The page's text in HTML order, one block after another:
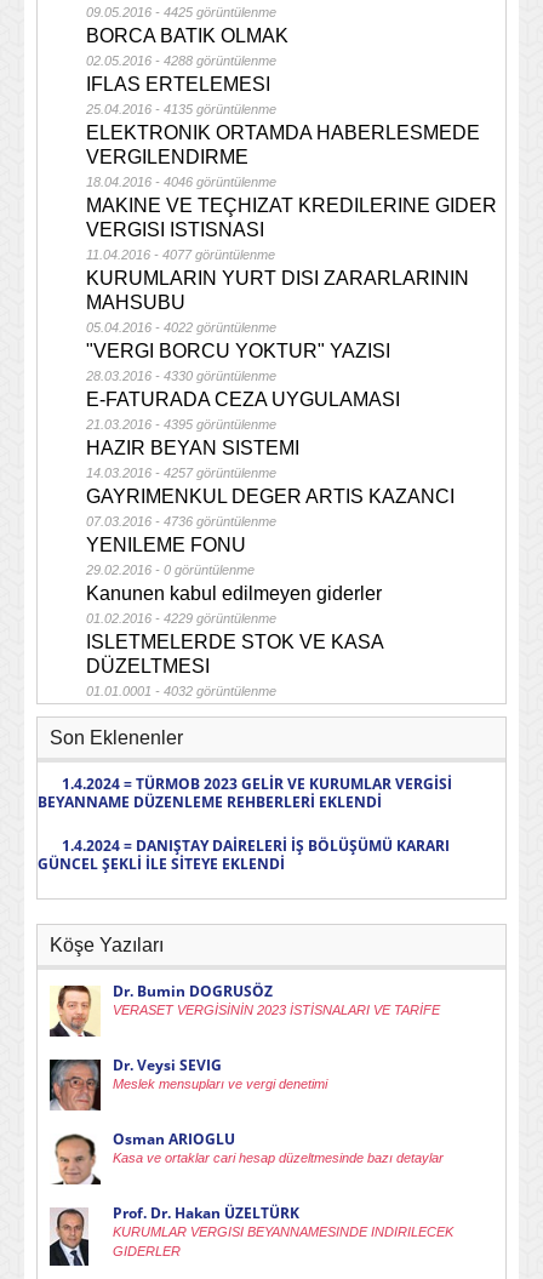
09.05.2016 - 4425 görüntülenme
BORCA BATIK OLMAK
02.05.2016 - 4288 görüntülenme
IFLAS ERTELEMESI
25.04.2016 - 4135 görüntülenme
ELEKTRONIK ORTAMDA HABERLESMEDE
VERGILENDIRME
18.04.2016 - 4046 görüntülenme
MAKINE VE TEÇHIZAT KREDILERINE GIDER
VERGISI ISTISNASI
11.04.2016 - 4077 görüntülenme
KURUMLARIN YURT DISI ZARARLARININ
MAHSUBU
05.04.2016 - 4022 görüntülenme
"VERGI BORCU YOKTUR" YAZISI
28.03.2016 - 4330 görüntülenme
E-FATURADA CEZA UYGULAMASI
21.03.2016 - 4395 görüntülenme
HAZIR BEYAN SISTEMI
14.03.2016 - 4257 görüntülenme
GAYRIMENKUL DEGER ARTIS KAZANCI
07.03.2016 - 4736 görüntülenme
YENILEME FONU
29.02.2016 - 0 görüntülenme
Kanunen kabul edilmeyen giderler
01.02.2016 - 4229 görüntülenme
ISLETMELERDE STOK VE KASA
DÜZELTMESI
01.01.0001 - 4032 görüntülenme
Son Eklenenler
1.4.2024 = TÜRMOB 2023 GELİR VE KURUMLAR VERGİSİ
BEYANNAME DÜZENLEME REHBERLERİ EKLENDİ
1.4.2024 = DANIŞTAY DAİRELERİ İŞ BÖLÜŞÜMÜ KARARI
GÜNCEL ŞEKLİ İLE SİTEYE EKLENDİ
Köşe Yazıları
Dr. Bumin DOGRUSÖZ
VERASET VERGİSİNİN 2023 İSTİSNALARI VE TARİFE
Dr. Veysi SEVIG
Meslek mensupları ve vergi denetimi
Osman ARIOGLU
Kasa ve ortaklar cari hesap düzeltmesinde bazı detaylar
Prof. Dr. Hakan ÜZELTÜRK
KURUMLAR VERGISI BEYANNAMESINDE INDIRILECEK
GIDERLER